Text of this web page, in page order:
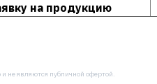
на продукцию
не являются публичной офертой.